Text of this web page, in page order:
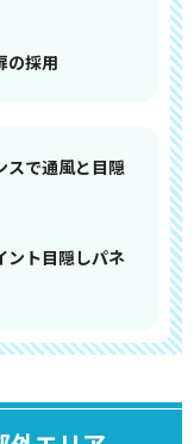
の採用
スで通風と目隠
ント目隠しパネ